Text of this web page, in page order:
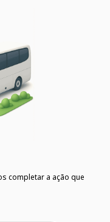
completar a ação que